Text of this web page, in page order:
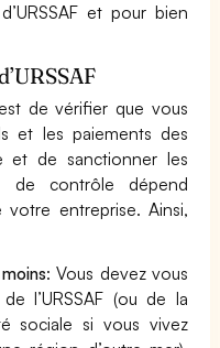
et pour bien
de vérifier que vous
et les paiements des
et de sanctionner les
de contrôle dépend
entreprise. Ainsi,
: Vous devez vous
l’URSSAF (ou de la
sociale si vous vivez